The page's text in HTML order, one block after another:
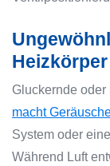
Gluckernde
macht
System oder
Während Luft